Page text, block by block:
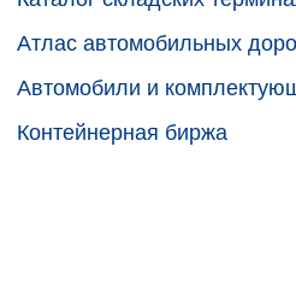
Атлас автомобильных
Автомобили и
Контейнерная биржа